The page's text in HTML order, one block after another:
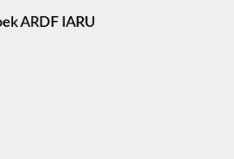
ARDF IARU